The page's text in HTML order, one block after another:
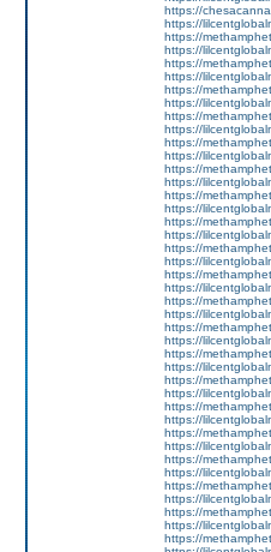
https://
https://
https://
https://
https://
https://
https://
https://
https://
https://
https://
https://
https://
https://
https://
https://
https://
https://
https://
https://
https://
https://
https://
https://
https://
https://
https://
https://
https://
https://
https://
https://
https://
https://
https://
https://
https://
https://
https://
https://
https://